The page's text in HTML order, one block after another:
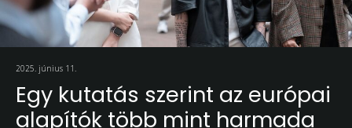
2025. június 11.
Egy kutatás szerint az európai
alapítók több mint harmada